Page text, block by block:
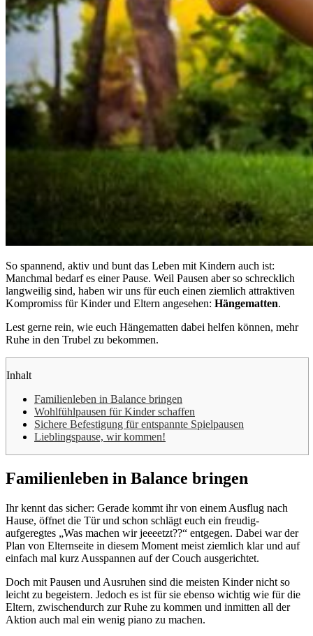
So spannend, aktiv und bunt das Leben mit Kindern auch ist:
Manchmal bedarf es einer Pause. Weil Pausen aber so schrecklich
langweilig sind, haben wir uns für euch einen ziemlich attraktiven
Kompromiss für Kinder und Eltern angesehen: Hängematten.
Lest gerne rein, wie euch Hängematten dabei helfen können, mehr
Ruhe in den Trubel zu bekommen.
Inhalt
Familienleben in Balance bringen
Wohlfühlpausen für Kinder schaffen
Sichere Befestigung für entspannte Spielpausen
Lieblingspause, wir kommen!
Familienleben in Balance bringen
Ihr kennt das sicher: Gerade kommt ihr von einem Ausflug nach
Hause, öffnet die Tür und schon schlägt euch ein freudig-
aufgeregtes „Was machen wir jeeeetzt??“ entgegen. Dabei war der
Plan von Elternseite in diesem Moment meist ziemlich klar und auf
einfach mal kurz Ausspannen auf der Couch ausgerichtet.
Doch mit Pausen und Ausruhen sind die meisten Kinder nicht so
leicht zu begeistern. Jedoch es ist für sie ebenso wichtig wie für die
Eltern, zwischendurch zur Ruhe zu kommen und inmitten all der
Aktion auch mal ein wenig piano zu machen.